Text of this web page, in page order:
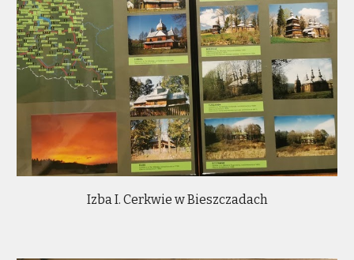
Izba I. Cerkwie w Bieszczadach